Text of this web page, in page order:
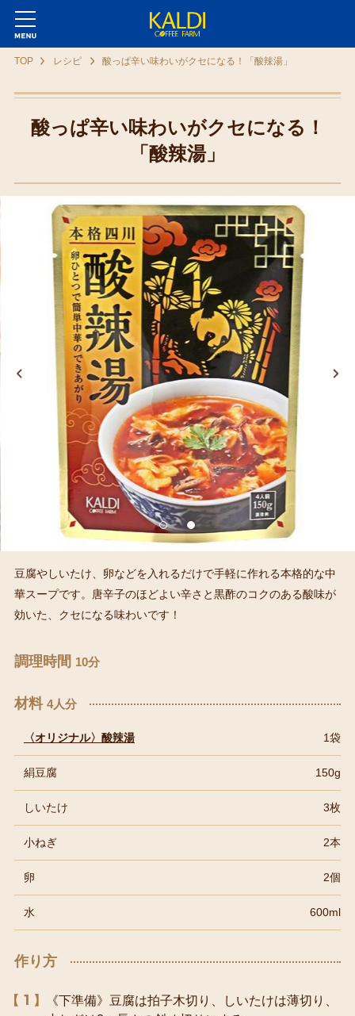
TOP レシピ 酸っぱ辛い味わいがクセになる！「酸辣湯」
酸っぱ辛い味わいがクセになる！
「酸辣湯」
豆腐やしいたけ、卵などを入れるだけで手軽に作れる本格的な中
華スープです。唐辛子のほどよい辛さと黒酢のコクのある酸味が
効いた、クセになる味わいです！
調理時間 10分
材料 4人分
〈オリジナル〉酸辣湯 1袋
絹豆腐 150g
しいたけ 3枚
小ねぎ 2本
卵 2個
水 600ml
作り方
1
《下準備》豆腐は拍子木切り、しいたけは薄切り、